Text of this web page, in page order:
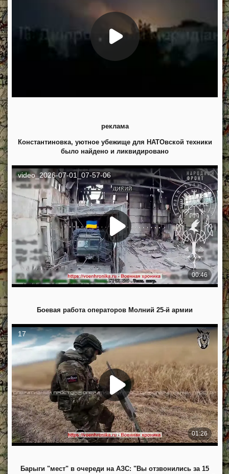
реклама
Константиновка, уютное убежище для НАТОвской техники
было найдено и ликвидировано
Боевая работа операторов Молний 25-й армии
Барыги "мест" в очереди на АЗС: "Вы отзвонились за 15